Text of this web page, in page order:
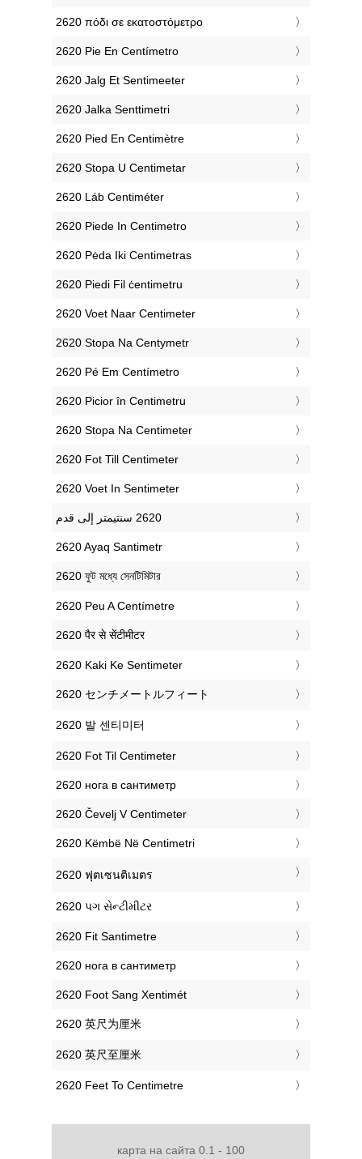
‎2620 πόδι σε εκατοστόμετρο
‎2620 Pie En Centímetro
‎2620 Jalg Et Sentimeeter
‎2620 Jalka Senttimetri
‎2620 Pied En Centimètre
‎2620 Stopa U Centimetar
‎2620 Láb Centiméter
‎2620 Piede In Centimetro
‎2620 Pėda Iki Centimetras
‎2620 Piedi Fil ċentimetru
‎2620 Voet Naar Centimeter
‎2620 Stopa Na Centymetr
‎2620 Pé Em Centímetro
‎2620 Picior în Centimetru
‎2620 Stopa Na Centimeter
‎2620 Fot Till Centimeter
‎2620 Voet In Sentimeter
‎2620 Ayaq Santimetr
‎2620 ফুট মধ্যে সেনটিমিটার
‎2620 Peu A Centímetre
‎2620 पैर से सेंटीमीटर
‎2620 Kaki Ke Sentimeter
‎2620 センチメートルフィート
‎2620 발 센티미터
‎2620 Fot Til Centimeter
‎2620 нога в сантиметр
‎2620 Čevelj V Centimeter
‎2620 Këmbë Në Centimetri
‎2620 ฟุตเซนติเมตร
‎2620 પગ સેન્ટીમીટર
‎2620 Fit Santimetre
‎2620 нога в сантиметр
‎2620 Foot Sang Xentimét
‎2620 英尺为厘米
‎2620 英尺至厘米
‎2620 Feet To Centimetre
карта на сайта 0.1 - 100